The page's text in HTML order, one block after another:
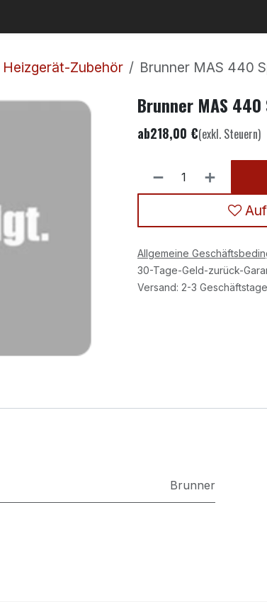
Heizgerät-Zubehör Brunner MAS 440
Brunner MAS
ab218,00 €(exkl. Steuern)
Allgemeine
30-Tage-Geld-zurück-
Versand: 2-3 Geschäftstage
Brunner